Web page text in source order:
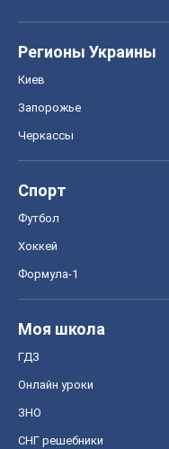
Регионы Украины
Киев
Запорожье
Черкассы
Спорт
Футбол
Хоккей
Формула-1
Моя школа
ГДЗ
Онлайн уроки
ЗНО
СНГ решебники